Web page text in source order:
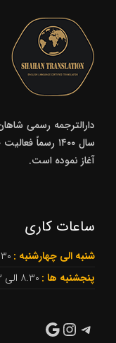
سال ۱۴۰۰
آغاز نموده است.
ساعات کاری
شنبه الی چهارشنبه : ۸.۳۰
پنجشنبه ها : ۸.۳۰ الی ۱۳
تلگرام
اینستاگرم
گوگل